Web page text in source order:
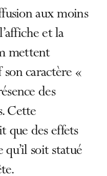
aux moins
et la
mettent
caractère «
des
Cette
que des effets
qu’il soit statué